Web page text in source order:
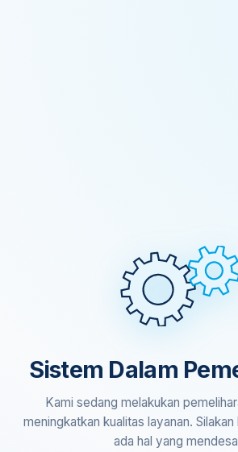
Sistem Dalam
Kami sedang melakukan
meningkatkan kualitas layanan.
ada hal yang